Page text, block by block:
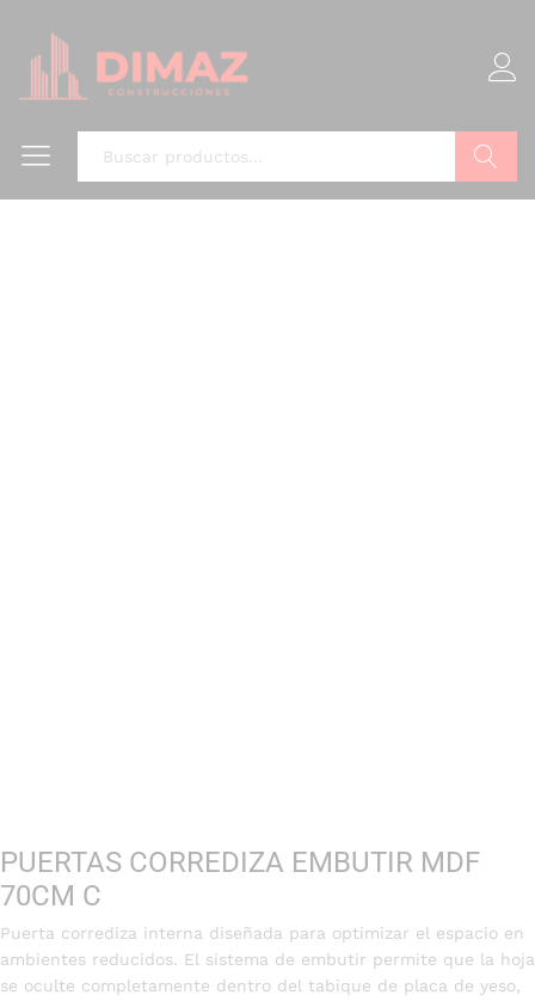
PUERTAS CORREDIZA EMBUTIR MDF
70CM C
Puerta corrediza interna diseñada para optimizar el espacio en
ambientes reducidos. El sistema de embutir permite que la hoja
se oculte completamente dentro del tabique de placa de yeso,